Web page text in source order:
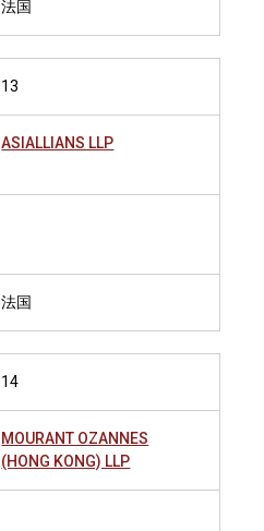
法国
13
ASIALLIANS LLP
法国
14
MOURANT OZANNES
(HONG KONG) LLP